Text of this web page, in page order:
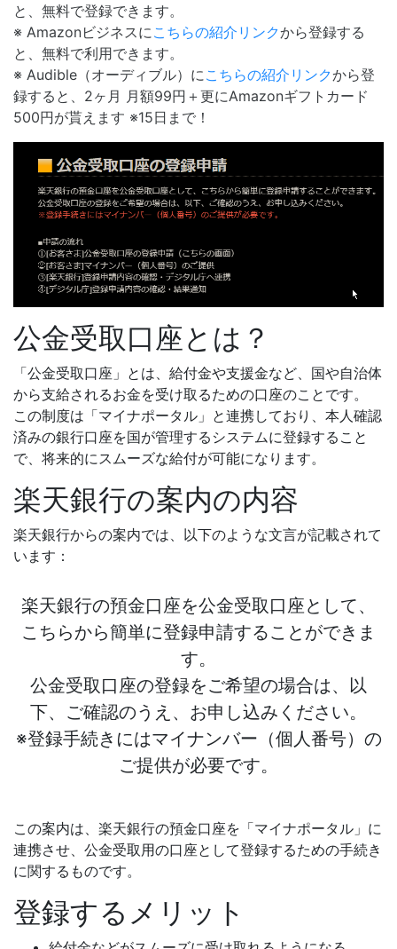
と、無料で登録できます。
※ Amazonビジネスにこちらの紹介リンクから登録する
と、無料で利用できます。
※ Audible（オーディブル）にこちらの紹介リンクから登
録すると、2ヶ月 月額99円＋更にAmazonギフトカード
500円が貰えます ※15日まで！
公金受取口座とは？
「公金受取口座」とは、給付金や支援金など、国や自治体
から支給されるお金を受け取るための口座のことです。
この制度は「マイナポータル」と連携しており、本人確認
済みの銀行口座を国が管理するシステムに登録すること
で、将来的にスムーズな給付が可能になります。
楽天銀行の案内の内容
楽天銀行からの案内では、以下のような文言が記載されて
います：
楽天銀行の預金口座を公金受取口座として、
こちらから簡単に登録申請することができま
す。
公金受取口座の登録をご希望の場合は、以
下、ご確認のうえ、お申し込みください。
※登録手続きにはマイナンバー（個人番号）の
ご提供が必要です。
この案内は、楽天銀行の預金口座を「マイナポータル」に
連携させ、公金受取用の口座として登録するための手続き
に関するものです。
登録するメリット